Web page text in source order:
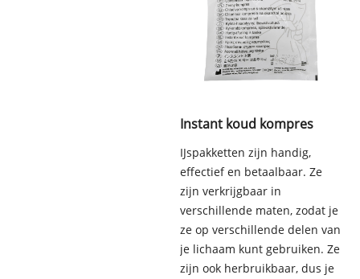
Instant koud kompres
IJspakketten zijn handig,
effectief en betaalbaar. Ze
zijn verkrijgbaar in
verschillende maten, zodat je
ze op verschillende delen van
je lichaam kunt gebruiken. Ze
zijn ook herbruikbaar, dus je